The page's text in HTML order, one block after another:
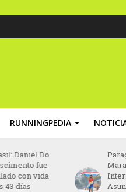
RUNNINGPEDIA
Daniel Do
fue
con vida
43 días